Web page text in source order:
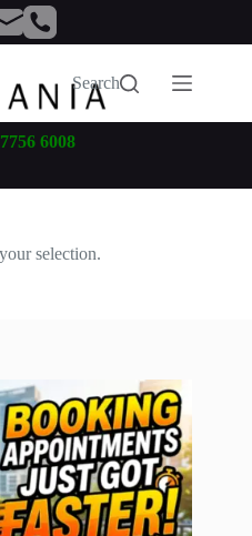
Search
6008
selection.